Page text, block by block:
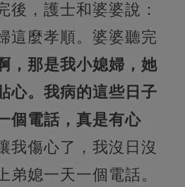
後，護士和婆婆說：
這麼孝順。婆婆聽完
，那是我小媳婦，她
心。我病的這些日子
個電話，真是有心
我傷心了，我沒日沒
弟媳一天一個電話。